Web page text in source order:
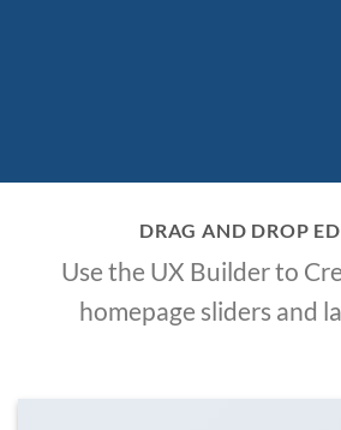
DRAG AND DROP
Use the UX Builder to
homepage sliders and